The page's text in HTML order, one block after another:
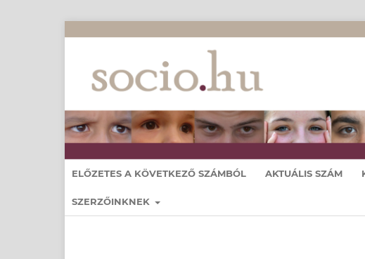
ELŐZETES A KÖVETKEZŐ SZÁMBÓL AKTUÁLIS SZÁM
SZERZŐINKNEK